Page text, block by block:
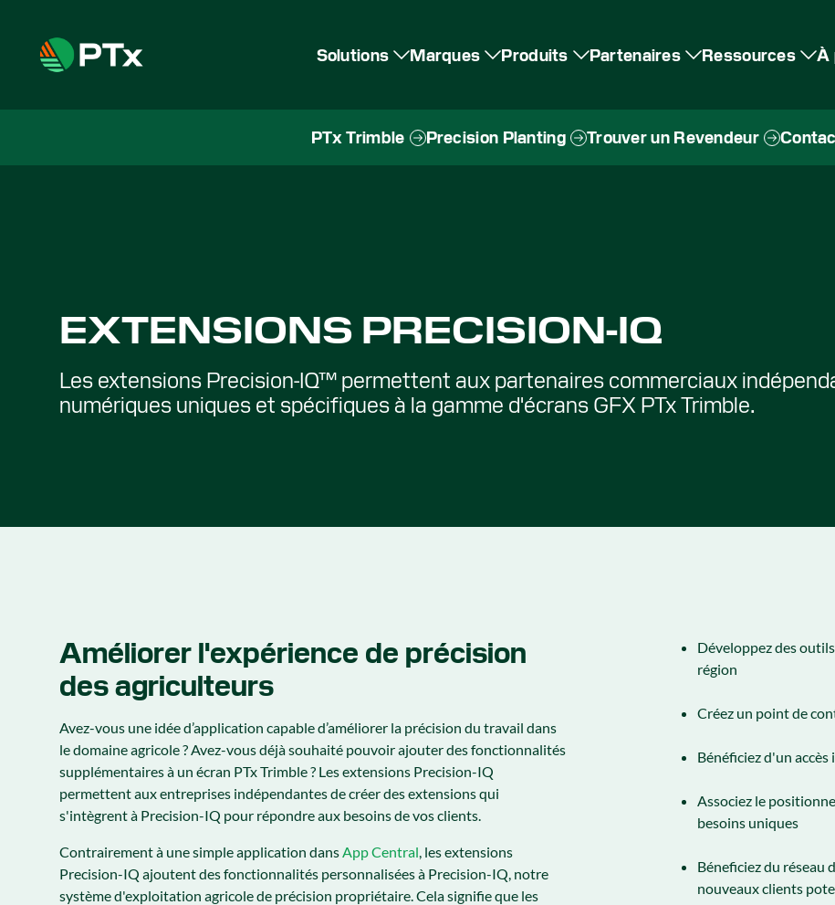
Solutions Marques Produits Partenaires Ressources À
PTx Trimble Precision Planting Trouver un Revendeur
EXTENSIONS PRECISION-IQ
Les extensions Precision-IQ™ permettent aux partenaires commerciaux
numériques uniques et spécifiques à la gamme d'écrans GFX PTx Trimble.
Améliorer l'expérience de précision
des agriculteurs
Avez-vous une idée d’application capable d’améliorer la précision du travail dans
le domaine agricole ? Avez-vous déjà souhaité pouvoir ajouter des fonctionnalités
supplémentaires à un écran PTx Trimble ? Les extensions Precision-IQ
permettent aux entreprises indépendantes de créer des extensions qui
s'intègrent à Precision-IQ pour répondre aux besoins de vos clients.
Contrairement à une simple application dansApp Central, les extensions
Precision-IQ ajoutent des fonctionnalités personnalisées à Precision-IQ, notre
système d'exploitation agricole de précision propriétaire. Cela signifie que les
Développez des
région
Créez un point de
Bénéficiez d'un accès
Associez le
besoins uniques
Béneficiez du réseau
nouveaux clients